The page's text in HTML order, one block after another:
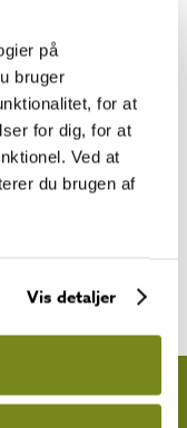
på
bruger
for at
for dig, for at
Ved at
du brugen af
Vis detaljer
lette
SAUNAER SKURE